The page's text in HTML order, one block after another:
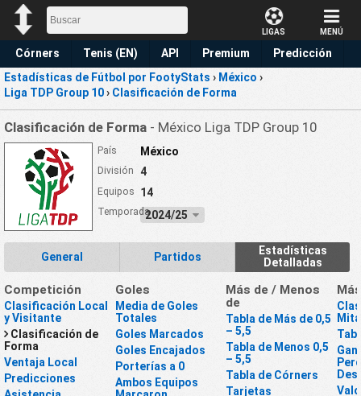
LIGAS MENÚ
Córners Tenis (EN) API Premium
Predicción
Estadísticas de Fútbol por FootyStats › México ›
Liga TDP Group 10› Clasificación de Forma
Clasificación de Forma - México Liga TDP Group 10
País México
División 4
Equipos 14
Temporada2024/25
General Partidos
Estadísticas
Detalladas
Competición
Clasificación Local
y Visitante
Clasificación de
Forma
Ventaja Local
Predicciones
Goles
Media de Goles
Totales
Goles Marcados
Goles Encajados
Porterías a 0
Ambos Equipos
Más de / Menos
de
Tabla de Más de 0,5
– 5,5
Tabla de Menos 0,5
– 5,5
Tabla de Córners
Tarjetas
Más